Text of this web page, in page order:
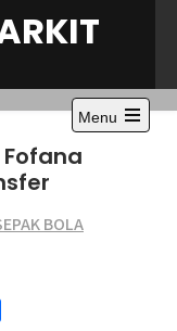
Menu
Open
BOLA